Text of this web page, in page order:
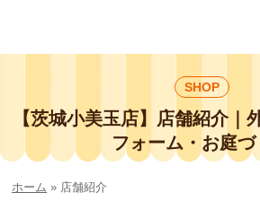
外構工事や庭リフォー
No.1チェーン店の
smileガーデンプチ庭づ
任せください！
SHOP
【茨城小美玉店】店舗紹介｜
フォーム・お庭づ
ホーム » 店舗紹介